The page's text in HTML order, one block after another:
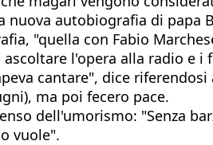
autobiografia di papa
"quella con Fabio
l'opera alla radio e
cantare", dice
ma poi fecero pace.
dell'umorismo: "Senza
vuole".